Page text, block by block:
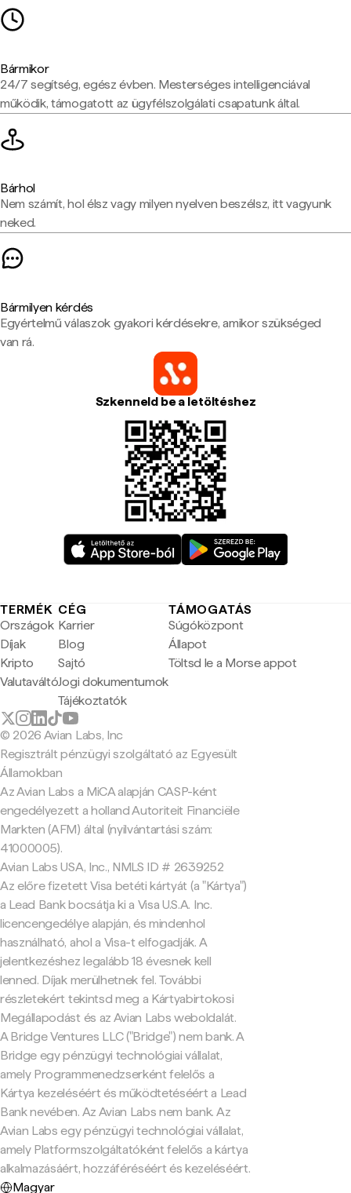
Bármikor
24/7 segítség, egész évben. Mesterséges intelligenciával
működik, támogatott az ügyfélszolgálati csapatunk által.
Bárhol
Nem számít, hol élsz vagy milyen nyelven beszélsz, itt vagyunk
neked.
Bármilyen kérdés
Egyértelmű válaszok gyakori kérdésekre, amikor szükséged
van rá.
Szkenneld be a letöltéshez
TERMÉK
Országok
Díjak
Kripto
Valutaváltó
CÉG
Karrier
Blog
Sajtó
Jogi dokumentumok
Tájékoztatók
TÁMOGATÁS
Súgóközpont
Állapot
Töltsd le a Morse appot
© 2026 Avian Labs, Inc
Regisztrált pénzügyi szolgáltató az Egyesült
Államokban
Az Avian Labs a MiCA alapján CASP-ként
engedélyezett a holland Autoriteit Financiële
Markten (AFM) által (nyilvántartási szám:
41000005).
Avian Labs USA, Inc., NMLS ID # 2639252
Az előre fizetett Visa betéti kártyát (a "Kártya")
a Lead Bank bocsátja ki a Visa U.S.A. Inc.
licencengedélye alapján, és mindenhol
használható, ahol a Visa-t elfogadják. A
jelentkezéshez legalább 18 évesnek kell
lenned. Díjak merülhetnek fel. További
részletekért tekintsd meg a Kártyabirtokosi
Megállapodást és az Avian Labs weboldalát.
A Bridge Ventures LLC ("Bridge") nem bank. A
Bridge egy pénzügyi technológiai vállalat,
amely Programmenedzserként felelős a
Kártya kezeléséért és működtetéséért a Lead
Bank nevében. Az Avian Labs nem bank. Az
Avian Labs egy pénzügyi technológiai vállalat,
amely Platformszolgáltatóként felelős a kártya
alkalmazásáért, hozzáféréséért és kezeléséért.
Magyar